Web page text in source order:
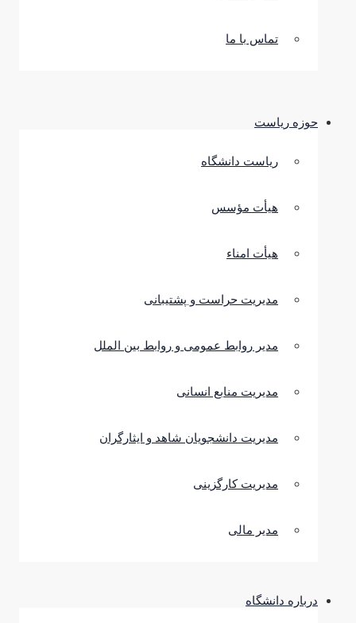
تماس با ما
حوزه ریاست
ریاست دانشگاه
هیأت مؤسس
هیأت امناء
مدیریت حراست و پشتیبانی
مدیر روابط عمومی و روابط بین الملل
مدیریت منابع انسانی
مدیریت دانشجویان شاهد و ایثارگران
مدیریت کارگزینی
مدیر مالی
درباره دانشگاه